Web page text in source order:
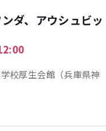
ダ、アウシュビッ
校厚生会館（兵庫県神